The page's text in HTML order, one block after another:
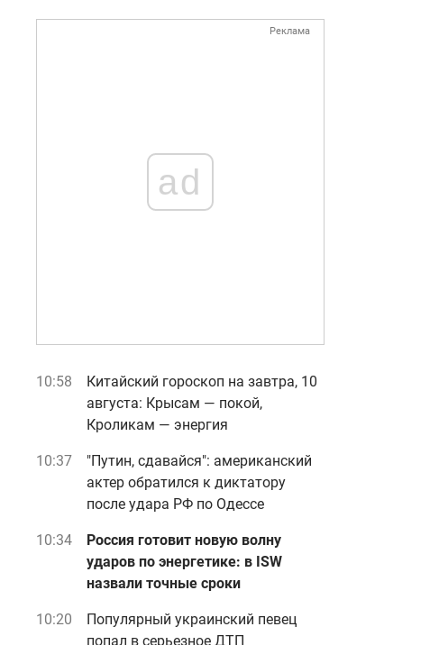
Реклама
ad
10:58
Китайский гороскоп на завтра, 10
августа: Крысам — покой,
Кроликам — энергия
10:37
"Путин, сдавайся": американский
актер обратился к диктатору
после удара РФ по Одессе
10:34
Россия готовит новую волну
ударов по энергетике: в ISW
назвали точные сроки
10:20
Популярный украинский певец
попал в серьезное ДТП